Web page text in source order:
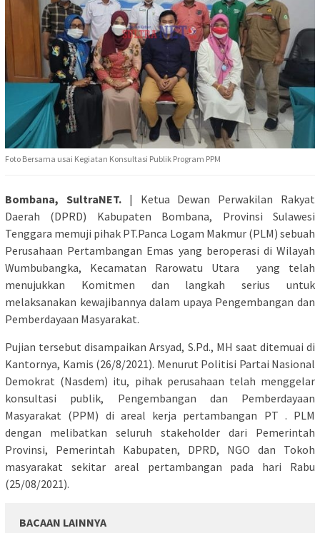
Foto Bersama usai Kegiatan Konsultasi Publik Program PPM
Bombana, SultraNET.| Ketua Dewan Perwakilan Rakyat
Daerah (DPRD) Kabupaten Bombana, Provinsi Sulawesi
Tenggara memuji pihak PT.Panca Logam Makmur (PLM) sebuah
Perusahaan Pertambangan Emas yang beroperasi di Wilayah
Wumbubangka, Kecamatan Rarowatu Utara yang telah
menujukkan Komitmen dan langkah serius untuk
melaksanakan kewajibannya dalam upaya Pengembangan dan
Pemberdayaan Masyarakat.
Pujian tersebut disampaikan Arsyad, S.Pd., MH saat ditemuai di
Kantornya, Kamis (26/8/2021). Menurut Politisi Partai Nasional
Demokrat (Nasdem) itu, pihak perusahaan telah menggelar
konsultasi publik, Pengembangan dan Pemberdayaan
Masyarakat (PPM) di areal kerja pertambangan PT . PLM
dengan melibatkan seluruh stakeholder dari Pemerintah
Provinsi, Pemerintah Kabupaten, DPRD, NGO dan Tokoh
masyarakat sekitar areal pertambangan pada hari Rabu
(25/08/2021).
BACAAN LAINNYA